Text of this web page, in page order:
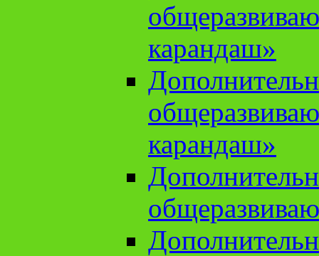
карандаш»
карандаш»